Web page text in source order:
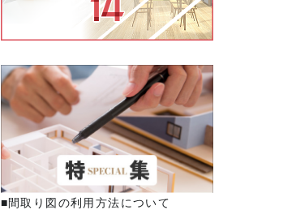
■間取り図の利用方法について